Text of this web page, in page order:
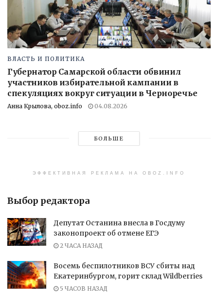
ВЛАСТЬ И ПОЛИТИКА
Губернатор Самарской области обвинил
участников избирательной кампании в
спекуляциях вокруг ситуации в Черноречье
Анна Крылова, oboz.info 04.08.2026
БОЛЬШЕ
ЭФФЕКТИВНАЯ РЕКЛАМА НА OBOZ.INFO
Выбор редактора
Депутат Останина внесла в Госдуму
законопроект об отмене ЕГЭ
2 ЧАСА НАЗАД
Восемь беспилотников ВСУ сбиты над
Екатеринбургом, горит склад Wildberries
5 ЧАСОВ НАЗАД